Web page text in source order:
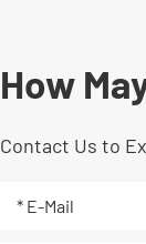
How
Contact Us to